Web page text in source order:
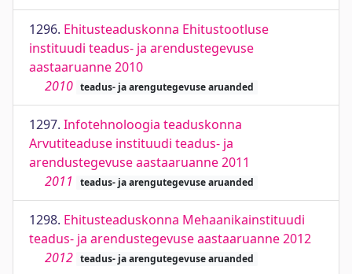
1296. Ehitusteaduskonna Ehitustootluse
instituudi teadus- ja arendustegevuse
aastaaruanne 2010
2010 teadus- ja arengutegevuse aruanded
1297. Infotehnoloogia teaduskonna
Arvutiteaduse instituudi teadus- ja
arendustegevuse aastaaruanne 2011
2011
teadus- ja arengutegevuse aruanded
1298. Ehitusteaduskonna Mehaanikainstituudi
teadus- ja arendustegevuse aastaaruanne 2012
2012 teadus- ja arengutegevuse aruanded